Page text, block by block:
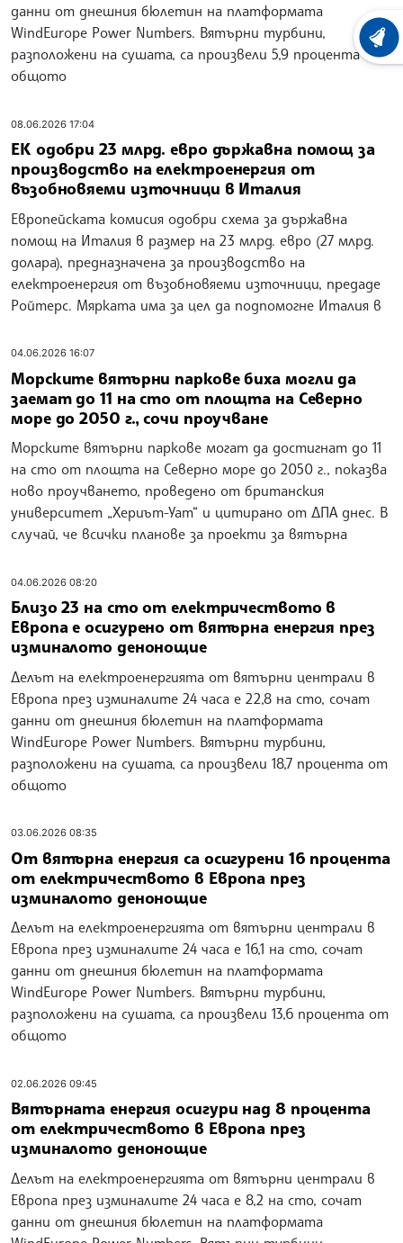
данни от днешния бюлетин на платформата
WindEurope Power Numbers. Вятърни турбини,
разположени на сушата, са произвели 5,9 процента от
общото
08.06.2026 17:04
ЕК одобри 23 млрд. евро държавна помощ за
производство на електроенергия от
възобновяеми източници в Италия
Европейската комисия одобри схема за държавна
помощ на Италия в размер на 23 млрд. евро (27 млрд.
долара), предназначена за производство на
електроенергия от възобновяеми източници, предаде
Ройтерс. Мярката има за цел да подпомогне Италия в
04.06.2026 16:07
Морските вятърни паркове биха могли да
заемат до 11 на сто от площта на Северно
море до 2050 г., сочи проучване
Морските вятърни паркове могат да достигнат до 11
на сто от площта на Северно море до 2050 г., показва
ново проучването, проведено от британския
университет „Хериът-Уат“ и цитирано от ДПА днес. В
случай, че всички планове за проекти за вятърна
04.06.2026 08:20
Близо 23 на сто от електричеството в
Европа е осигурено от вятърна енергия през
изминалото денонощие
Делът на електроенергията от вятърни централи в
Европа през изминалите 24 часа е 22,8 на сто, сочат
данни от днешния бюлетин на платформата
WindEurope Power Numbers. Вятърни турбини,
разположени на сушата, са произвели 18,7 процента от
общото
03.06.2026 08:35
От вятърна енергия са осигурени 16 процента
от електричеството в Европа през
изминалото денонощие
Делът на електроенергията от вятърни централи в
Европа през изминалите 24 часа е 16,1 на сто, сочат
данни от днешния бюлетин на платформата
WindEurope Power Numbers. Вятърни турбини,
разположени на сушата, са произвели 13,6 процента от
общото
02.06.2026 09:45
Вятърната енергия осигури над 8 процента
от електричеството в Европа през
изминалото денонощие
Делът на електроенергията от вятърни централи в
Европа през изминалите 24 часа е 8,2 на сто, сочат
данни от днешния бюлетин на платформата